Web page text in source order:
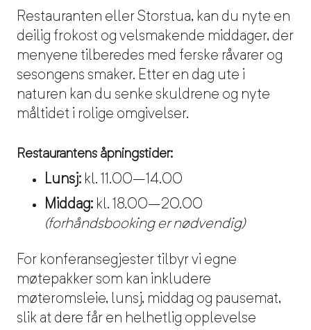
Restauranten eller Storstua, kan du nyte en
deilig frokost og velsmakende middager, der
menyene tilberedes med ferske råvarer og
sesongens smaker. Etter en dag ute i
naturen kan du senke skuldrene og nyte
måltidet i rolige omgivelser.
Restaurantens åpningstider:
Lunsj: kl. 11.00–14.00
Middag: kl. 18.00–20.00
(forhåndsbooking er nødvendig)
For konferansegjester tilbyr vi egne
møtepakker som kan inkludere
møteromsleie, lunsj, middag og pausemat,
slik at dere får en helhetlig opplevelse